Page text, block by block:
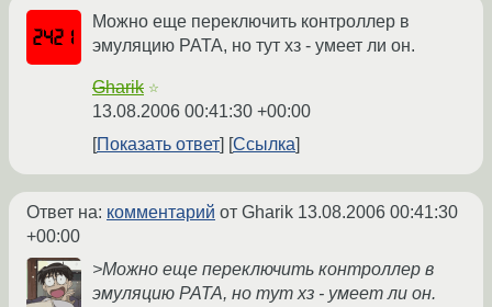
Можно еще переключить контроллер в
эмуляцию PATA, но тут хз - умеет ли он.
Gharik ☆
13.08.2006 00:41:30 +00:00
Показать ответ
Ссылка
Ответ на: комментарий от Gharik 13.08.2006 00:41:30
+00:00
>Можно еще переключить контроллер в
эмуляцию PATA, но тут хз - умеет ли он.